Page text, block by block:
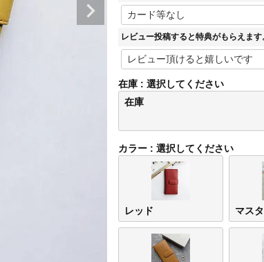
レビュー投稿すると特典がもらえま
在庫
選択してください
在庫
カラー 選択してください
レッド マス